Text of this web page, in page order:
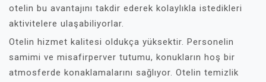
otelin bu avantajını takdir ederek kolaylıkla istedikleri
aktivitelere ulaşabiliyorlar.
Otelin hizmet kalitesi oldukça yüksektir. Personelin
samimi ve misafirperver tutumu, konukların hoş bir
atmosferde konaklamalarını sağlıyor. Otelin temizlik